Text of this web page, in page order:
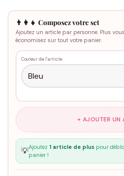
👨‍👩‍👧 Composez votre set
Ajoutez un article par personne. Plus
économisez sur tout votre panier.
Couleur de l'article
+ AJOUTER UN
💡Ajoutez 1 article de pluspour
panier !